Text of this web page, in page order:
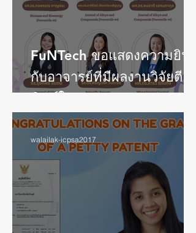
FuNTech ขอแสดงความยินดี
กับอาจารย์ที่มีผลงานวิจัยตี
ประจำเดือนพฤษภาคม 2569
walailak-icpsa2017